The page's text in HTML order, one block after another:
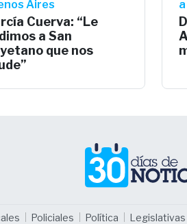
Aires
Cuerva: “Le
a San
que nos
Policiales Política Legislativas